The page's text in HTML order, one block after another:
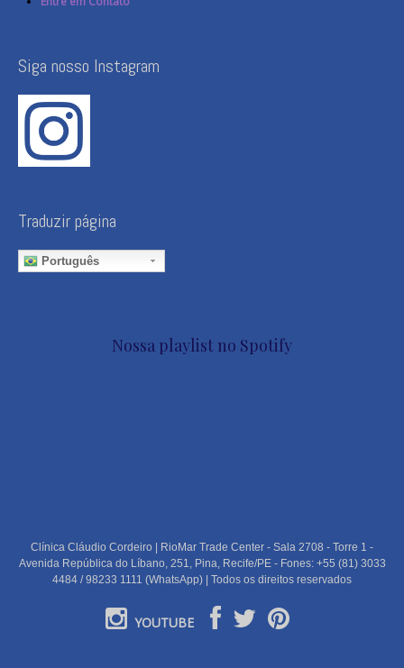
Siga nosso Instagram
Traduzir página
Português
Nossa playlist no Spotify
Clínica Cláudio Cordeiro | RioMar Trade Center - Sala 2708 - Torre 1 -
Avenida República do Líbano, 251, Pina, Recife/PE - Fones: +55 (81) 3033
4484 / 98233 1111 (WhatsApp) | Todos os direitos reservados
YOUTUBE